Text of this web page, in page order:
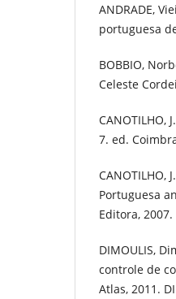
ANDRADE,
portuguesa
BOBBIO,
Celeste
CANOTILHO,
7. ed.
CANOTILHO,
Portuguesa
Editora, 2007.
DIMOULIS,
controle de
Atlas, 2011.